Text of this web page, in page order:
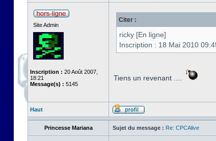
Site Admin
Inscription : 20 Août 2007,
18:21
Message(s) : 5145
Citer :
ricky [En ligne]
Inscription : 18 Mai 2010
Tiens un revenant ....
Haut
Princesse Mariana Sujet du message : Re: CPCAlive